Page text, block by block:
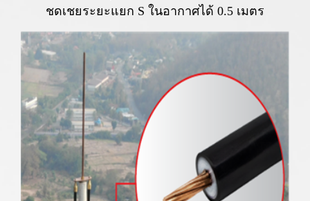
ชดเชยระยะแยก S ในอากาศได้ 0.5 เมตร